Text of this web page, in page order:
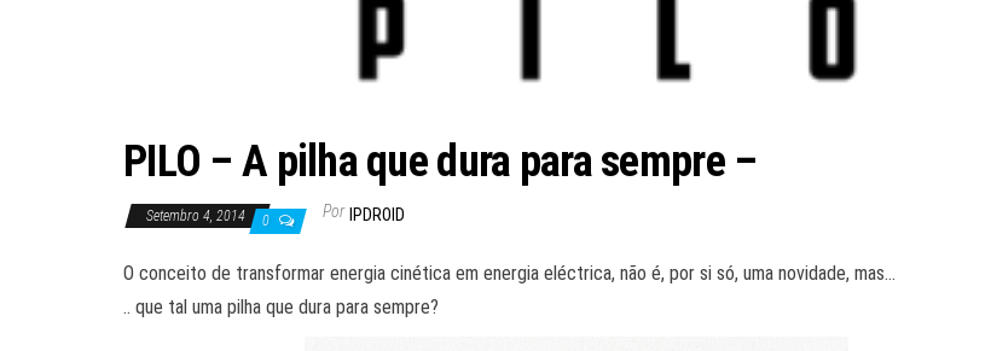
PILO – A pilha que dura para sempre –
Setembro 4, 2014 0 Por IPDROID
O conceito de transformar energia cinética em energia eléctrica, não é, por si só, uma novidade, mas…
.. que tal uma pilha que dura para sempre?